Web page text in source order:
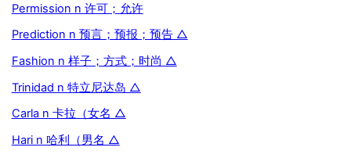
Permission n 许可；允许
Prediction n 预言；预报；预告 △
Fashion n 样子；方式；时尚 △
Trinidad n 特立尼达岛 △
Carla n 卡拉（女名 △
Hari n 哈利（男名 △